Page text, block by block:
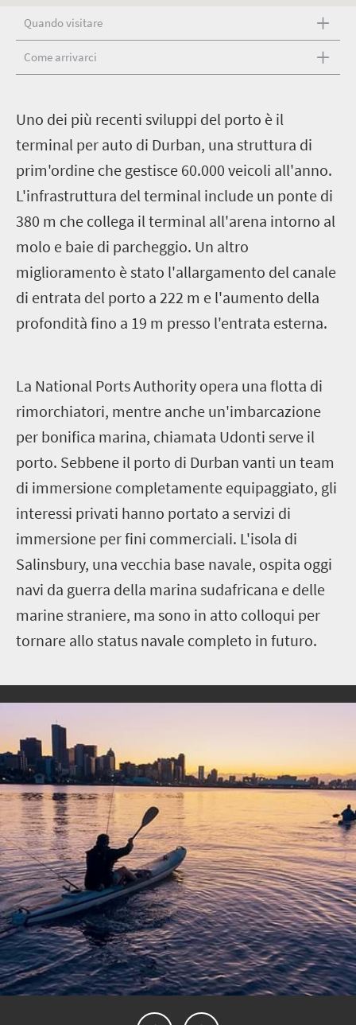
Quando visitare
Come arrivarci
Uno dei più recenti sviluppi del porto è il
terminal per auto di Durban, una struttura di
prim'ordine che gestisce 60.000 veicoli all'anno.
L'infrastruttura del terminal include un ponte di
380 m che collega il terminal all'arena intorno al
molo e baie di parcheggio. Un altro
miglioramento è stato l'allargamento del canale
di entrata del porto a 222 m e l'aumento della
profondità fino a 19 m presso l'entrata esterna.
La National Ports Authority opera una flotta di
rimorchiatori, mentre anche un'imbarcazione
per bonifica marina, chiamata Udonti serve il
porto. Sebbene il porto di Durban vanti un team
di immersione completamente equipaggiato, gli
interessi privati hanno portato a servizi di
immersione per fini commerciali. L'isola di
Salinsbury, una vecchia base navale, ospita oggi
navi da guerra della marina sudafricana e delle
marine straniere, ma sono in atto colloqui per
tornare allo status navale completo in futuro.